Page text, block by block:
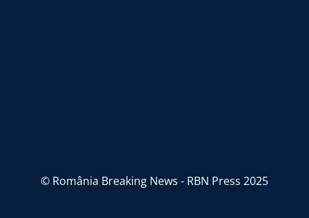
© România Breaking News - RBN Press 2025